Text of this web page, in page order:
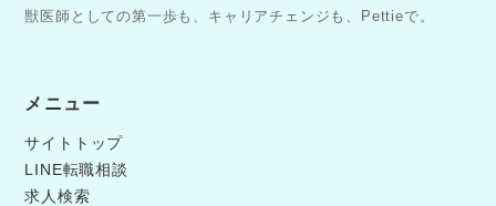
獣医師としての第一歩も、キャリアチェンジも、Pettieで。
メニュー
サイトトップ
LINE転職相談
求人検索